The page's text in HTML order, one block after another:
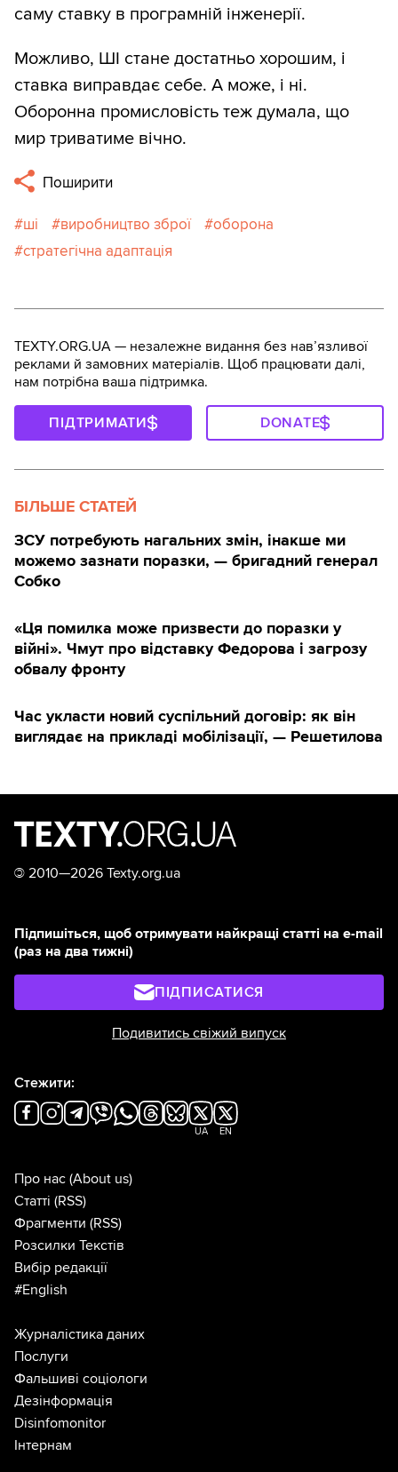
саму ставку в програмній інженерії.
Можливо, ШІ стане достатньо хорошим, і
ставка виправдає себе. А може, і ні.
Оборонна промисловість теж думала, що
мир триватиме вічно.
Поширити
ші виробництво зброї
оборона
стратегічна адаптація
TEXTY.ORG.UA — незалежне видання без навʼязливої
реклами й замовних матеріалів. Щоб працювати далі,
нам потрібна ваша підтримка.
ПІДТРИМАТИ DONATE
БІЛЬШЕ СТАТЕЙ
ЗСУ потребують нагальних змін, інакше ми
можемо зазнати поразки, — бригадний генерал
Собко
«Ця помилка може призвести до поразки у
війні». Чмут про відставку Федорова і загрозу
обвалу фронту
Час укласти новий суспільний договір: як він
виглядає на прикладі мобілізації, — Решетилова
© 2010—2026 Texty.org.ua
Підпишіться, щоб отримувати найкращі статті на e-mail
(раз на два тижні)
ПІДПИСАТИСЯ
Подивитись свіжий випуск
Стежити:
UA EN
Про нас (About us)
Статті (RSS)
Фрагменти (RSS)
Розсилки Текстів
Вибір редакції
#English
Журналістика даних
Послуги
Фальшиві соціологи
Дезінформація
Disinfomonitor
Інтернам